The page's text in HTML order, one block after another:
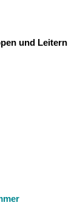
und Leitern